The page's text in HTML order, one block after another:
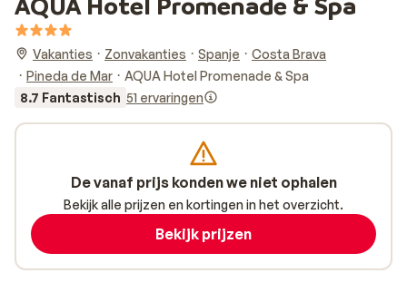
Vakanties Zonvakanties Spanje
Costa Brava
Pineda de Mar
AQUA Hotel Promenade & Spa
8.7 Fantastisch 51 ervaringen
De vanaf prijs konden we niet ophalen
Bekijk alle prijzen en kortingen in het overzicht.
Bekijk prijzen